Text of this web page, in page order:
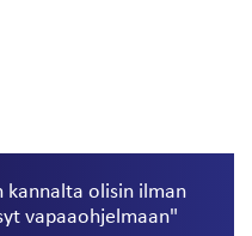
kannalta olisin ilman
vapaaohjelmaan"